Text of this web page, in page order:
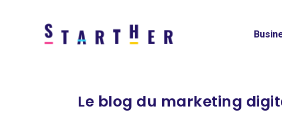
Le blog du marketing